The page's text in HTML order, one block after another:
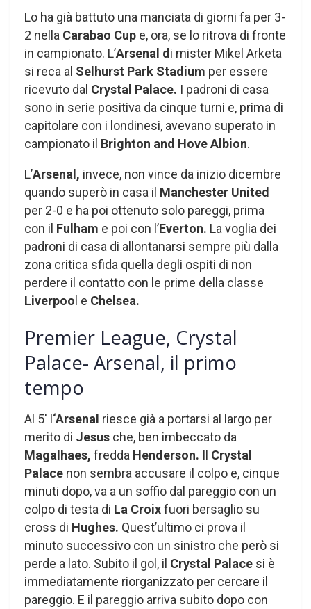
Lo ha già battuto una manciata di giorni fa per 3-
2 nella Carabao Cup e, ora, se lo ritrova di fronte
in campionato. L’Arsenal di mister Mikel Arketa
si reca al Selhurst Park Stadium per essere
ricevuto dal Crystal Palace. I padroni di casa
sono in serie positiva da cinque turni e, prima di
capitolare con i londinesi, avevano superato in
campionato il Brighton and Hove Albion.
L’Arsenal, invece, non vince da inizio dicembre
quando superò in casa il Manchester United
per 2-0 e ha poi ottenuto solo pareggi, prima
con il Fulham e poi con l’Everton. La voglia dei
padroni di casa di allontanarsi sempre più dalla
zona critica sfida quella degli ospiti di non
perdere il contatto con le prime della classe
Liverpool e Chelsea.
Premier League, Crystal
Palace- Arsenal, il primo
tempo
Al 5′ l ‘Arsenal riesce già a portarsi al largo per
merito di Jesus che, ben imbeccato da
Magalhaes, fredda Henderson. Il Crystal
Palace non sembra accusare il colpo e, cinque
minuti dopo, va a un soffio dal pareggio con un
colpo di testa di La Croixfuori bersaglio su
cross di Hughes. Quest’ultimo ci prova il
minuto successivo con un sinistro che però si
perde a lato. Subito il gol, il Crystal Palace si è
immediatamente riorganizzato per cercare il
pareggio. E il pareggio arriva subito dopo con